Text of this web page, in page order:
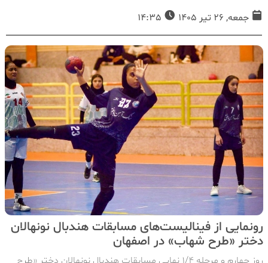
جمعه, 26 تیر 1405
رونمایی از فینالیست‌های مسابقات هندبال نونهالان
دختر «طرح شهاب» در اصفهان